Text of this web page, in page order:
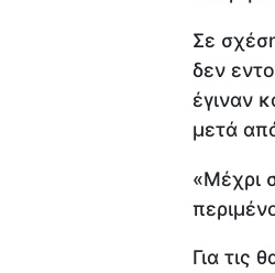
Σε
δεν
έγιναν
μετά
«Μέχρι
Για τις